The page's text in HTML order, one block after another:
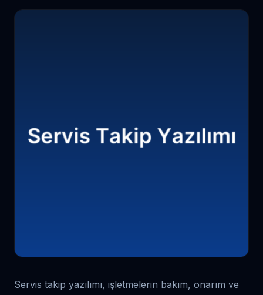
Servis takip yazılımı, işletmelerin bakım, onarım ve